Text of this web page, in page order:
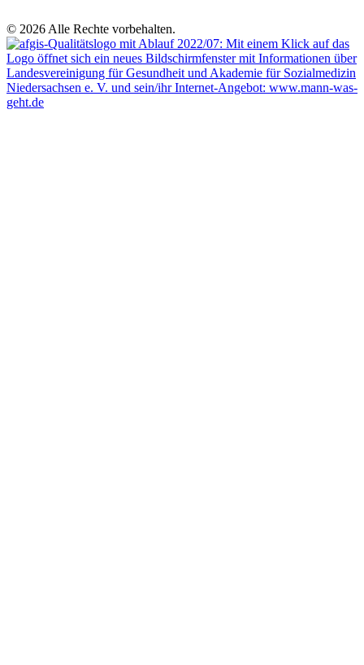
© 2026 Alle Rechte vorbehalten.